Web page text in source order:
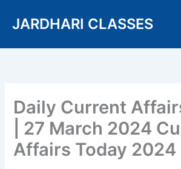
JARDHARI CLASSES
Daily Current
| 27 March 2024
Affairs Today 2024